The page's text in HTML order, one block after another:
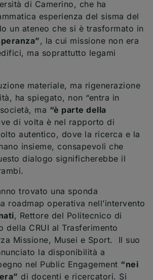
di Camerino, che ha
esperienza del sisma del
un ateneo che si è trasformato in
, la cui missione non era
ma soprattutto legami
materiale, ma rigenerazione
ha spiegato, non “entra in
ma “è parte della
di volta è nel rapporto di
autentico, dove la ricerca e la
insieme, consapevoli che
dialogo significherebbe il
trovato una sponda
roadmap operativa nell’intervento
, Rettore del Politecnico di
della CRUI al Trasferimento
Missione, Musei e Sport. Il suo
la disponibilità a
nel Public Engagement “nei
di docenti e ricercatori. Si